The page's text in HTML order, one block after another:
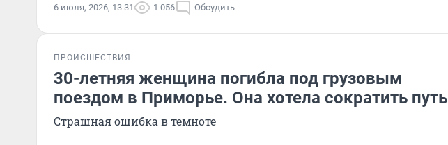
6 июля, 2026, 13:31 1 056 Обсудить
ПРОИСШЕСТВИЯ
30-летняя женщина погибла под грузовым
поездом в Приморье. Она хотела сократить путь
Страшная ошибка в темноте